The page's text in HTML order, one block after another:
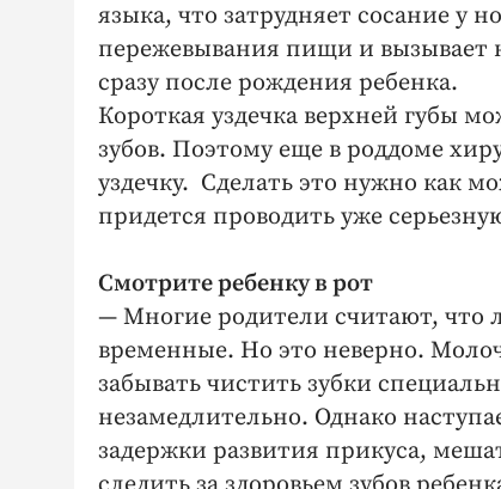
языка, что затрудняет сосание у
пережевывания пищи и вызывает
сразу после рождения ребенка.
Короткая уздечка верхней губы
зубов. Поэтому еще в роддоме
уздечку. Сделать это нужно как
придется проводить уже
Смотрите ребенку в рот
— Многие родители считают, что
временные. Но это неверно.
забывать чистить зубки
незамедлительно. Однако
задержки развития прикуса,